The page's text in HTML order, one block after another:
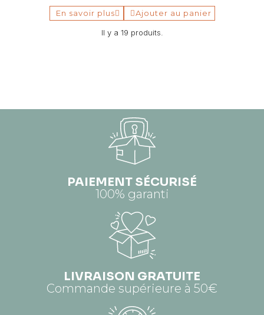
En savoir plus Ajouter au panier
Il y a 19 produits.
PAIEMENT SÉCURISÉ
100% garanti
LIVRAISON GRATUITE
Commande supérieure à 50€